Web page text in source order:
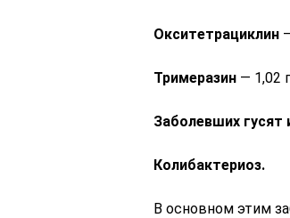
Окситетрациклин
Тримеразин — 1,02
Заболевших гусят
Колибактериоз.
В основном этим